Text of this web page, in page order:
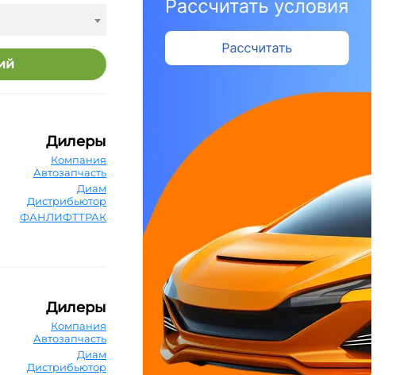
Дилеры
Компания
Автозапчасть
Диам
Дистрибьютор
ФАНЛИФТТРАК
Дилеры
Компания
Автозапчасть
Диам
Дистрибьютор